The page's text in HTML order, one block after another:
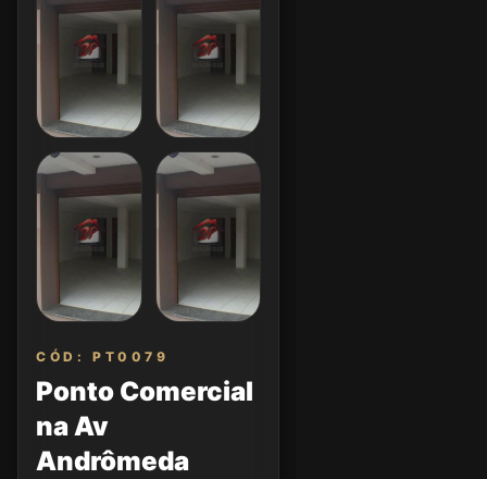
CÓD: PT0079
Ponto Comercial
na Av
Andrômeda